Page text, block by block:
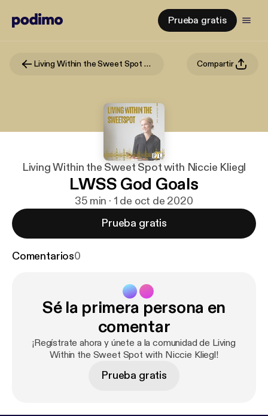
Prueba gratis
Living Within the Sweet Spot with Niccie Kliegl Compartir
Living Within the Sweet Spot with Niccie Kliegl
LWSS God Goals
35 min · 1 de oct de 2020
Prueba gratis
Comentarios0
Sé la primera persona en
comentar
¡Regístrate ahora y únete a la comunidad de Living
Within the Sweet Spot with Niccie Kliegl!
Prueba gratis